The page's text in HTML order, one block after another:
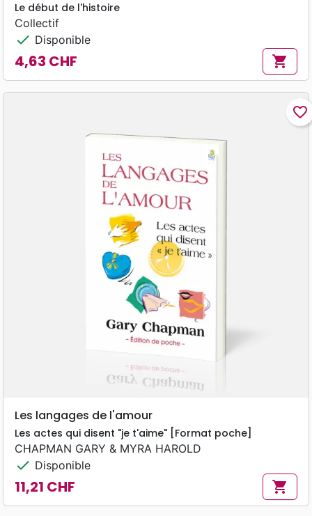
Le début de l'histoire
Collectif
check Disponible
Prix
4,63 CHF shopping_cart
favorite_border
Les langages de l'amour
Les actes qui disent "je t'aime" [Format poche]
CHAPMAN GARY & MYRA HAROLD
check Disponible
Prix
11,21 CHF shopping_cart